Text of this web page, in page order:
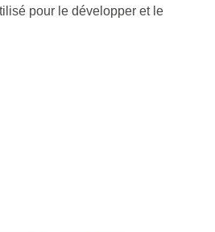
pour le développer et le